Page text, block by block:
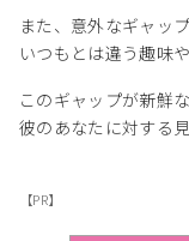
また、意外なギャッ
いつもとは違う趣味
このギャップが新鮮
彼のあなたに対する
【PR】